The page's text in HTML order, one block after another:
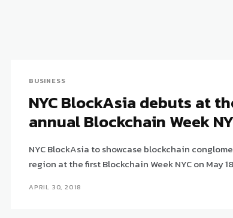
BUSINESS
NYC BlockAsia debuts at
annual Blockchain Week
NYC BlockAsia to showcase blockchain
region at the first Blockchain Week NYC on May
APRIL 30, 2018